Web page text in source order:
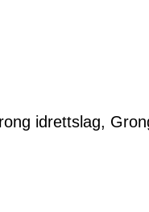
idrettslag,